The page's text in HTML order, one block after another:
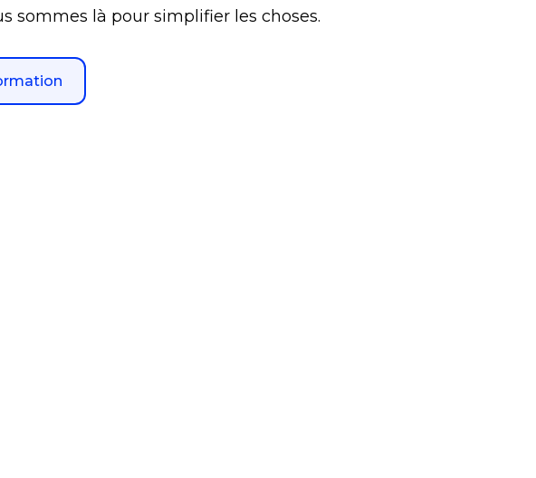
sommes là pour simplifier les choses.